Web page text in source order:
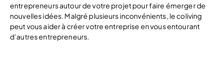
entrepreneurs autour de votre projet pour faire émerger de
nouvelles idées. Malgré plusieurs inconvénients, le coliving
peut vous aider à créer votre entreprise en vous entourant
d’autres entrepreneurs.